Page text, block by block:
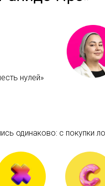
нулей»
одинаково: c покупки